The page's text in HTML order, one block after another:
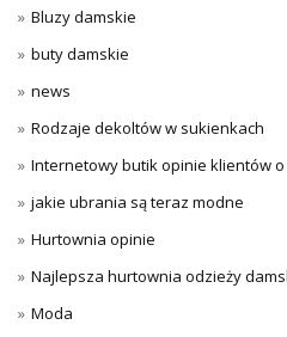
Bluzy damskie
buty damskie
news
Rodzaje dekoltów w sukienkach
Internetowy butik opinie klientów
jakie ubrania są teraz modne
Hurtownia opinie
Najlepsza hurtownia odzieży
Moda